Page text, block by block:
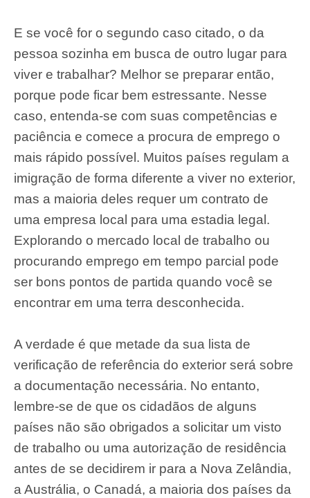
E se você for o segundo caso citado, o da
pessoa sozinha em busca de outro lugar para
viver e trabalhar? Melhor se preparar então,
porque pode ficar bem estressante. Nesse
caso, entenda-se com suas competências e
paciência e comece a procura de emprego o
mais rápido possível. Muitos países regulam a
imigração de forma diferente a viver no exterior,
mas a maioria deles requer um contrato de
uma empresa local para uma estadia legal.
Explorando o mercado local de trabalho ou
procurando emprego em tempo parcial pode
ser bons pontos de partida quando você se
encontrar em uma terra desconhecida.
A verdade é que metade da sua lista de
verificação de referência do exterior será sobre
a documentação necessária. No entanto,
lembre-se de que os cidadãos de alguns
países não são obrigados a solicitar um visto
de trabalho ou uma autorização de residência
antes de se decidirem ir para a Nova Zelândia,
a Austrália, o Canadá, a maioria dos países da